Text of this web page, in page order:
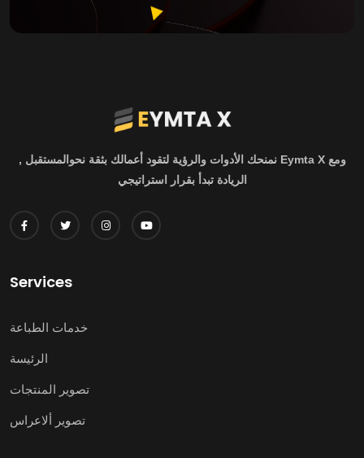
ومع Eymta X نمنحك الأدوات والرؤية لتقود أعمالك بثقة نحوالمستقبل ,
الريادة تبدأ بقرار استراتيجي
Services
خدمات الطباعة
الرئيسة
تصوير المنتجات
تصوير ألاعراس